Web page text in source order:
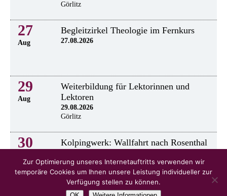
Görlitz
27
Aug
Begleitzirkel Theologie im Fernkurs
27.08.2026
29
Aug
Weiterbildung für Lektorinnen und
Lektoren
29.08.2026
Görlitz
30 Kolpingwerk: Wallfahrt nach Rosenthal
Zur Optimierung unseres Internetauftritts verwenden wir
temporäre Cookies um Ihnen unsere Leistung individueller zur
Verfügung stellen zu können.